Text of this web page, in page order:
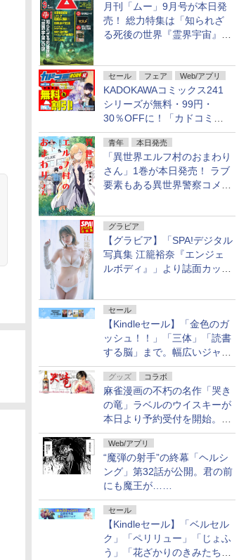
月刊「ムー」9月号が本日発
売！ 総力特集は「知られざ
る死後の世界『霊界宇宙』の
セール フェア Web/アプリ
KADOKAWAコミックス241
シリーズが無料・99円・
30％OFFに！「カドコミフ
ェア 2026」第2弾が開催中！
青年 本日発売
「異世界エルフ村のおまわり
さん」1巻が本日発売！ ラブ
要素もある異世界警察コメデ
グラビア
【グラビア】「SPA!デジタル
写真集 江籠裕奈『エンジェ
ルボディ』」より誌面カット
セール
【Kindleセール】「金色のガ
ッシュ！！」「三体」「読書
する脳」まで。幅広いジャン
ルの電子書籍が最大65％オ
フ！「Kindle本サマーセー
ル」第2弾が開催中！
グッズ コラボ
麻雀漫画の不朽の名作「哭き
の竜」ラベルのウイスキーが
本日より予約受付を開始。8
月16日まで
Web/アプリ
“魔弾の射手”の終幕「ヘルシ
ング」第32話が公開。君の前
にも魔王が……
セール
【Kindleセール】「ベルセル
ク」「ペリリュー」「じょふ
う」「花ざかりのきみたち